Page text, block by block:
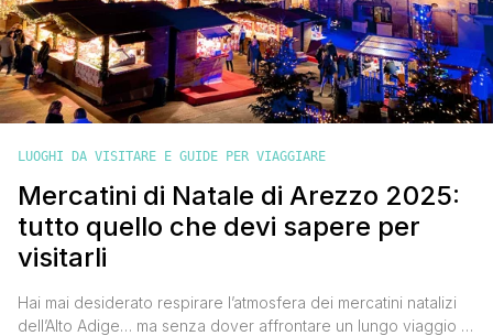
LUOGHI DA VISITARE E GUIDE PER VIAGGIARE
Mercatini di Natale di Arezzo 2025:
tutto quello che devi sapere per
visitarli
Hai mai desiderato respirare l’atmosfera dei mercatini natalizi
dell’Alto Adige… ma senza dover affrontare un lungo viaggio al